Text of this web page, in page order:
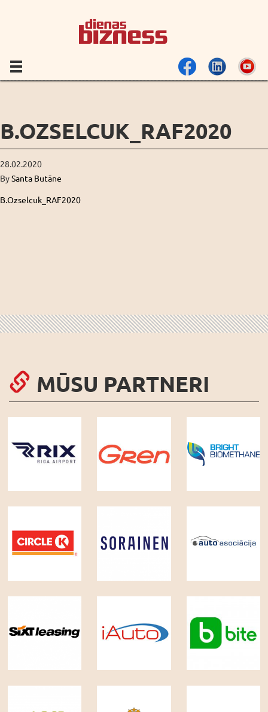
B.OZSELCUK_RAF2020
28.02.2020
BySanta Butāne
B.Ozselcuk_RAF2020
MŪSU PARTNERI